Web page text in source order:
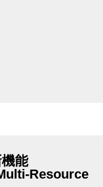
能
Resource